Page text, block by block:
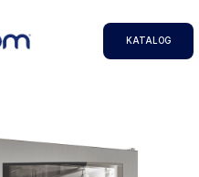
KATALOG